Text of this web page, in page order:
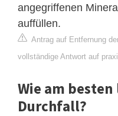
angegriffenen
auffüllen.
Antrag auf Entfernung
vollständige Antwort auf
Wie am
Durchfall?